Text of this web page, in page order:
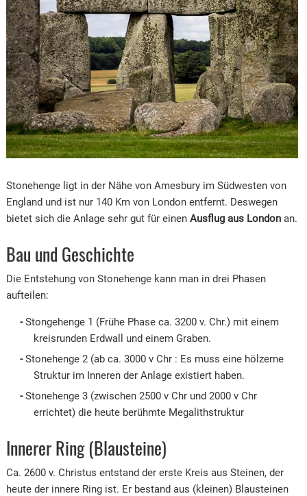
Stonehenge ligt in der Nähe von Amesbury im Südwesten von
England und ist nur 140 Km von London entfernt. Deswegen
bietet sich die Anlage sehr gut für einen Ausflug aus Londonan.
Bau und Geschichte
Die Entstehung von Stonehenge kann man in drei Phasen
aufteilen:
Stongehenge 1 (Frühe Phase ca. 3200 v. Chr.) mit einem
kreisrunden Erdwall und einem Graben.
Stonehenge 2 (ab ca. 3000 v Chr : Es muss eine hölzerne
Struktur im Inneren der Anlage existiert haben.
Stonehenge 3 (zwischen 2500 v Chr und 2000 v Chr
errichtet) die heute berühmte Megalithstruktur
Innerer Ring (Blausteine)
Ca. 2600 v. Christus entstand der erste Kreis aus Steinen, der
heute der innere Ring ist. Er bestand aus (kleinen) Blausteinen